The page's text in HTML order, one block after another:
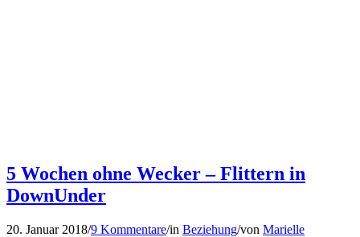
5 Wochen ohne Wecker – Flittern in
DownUnder
20. Januar 2018/9 Kommentare/in Beziehung/von Marielle